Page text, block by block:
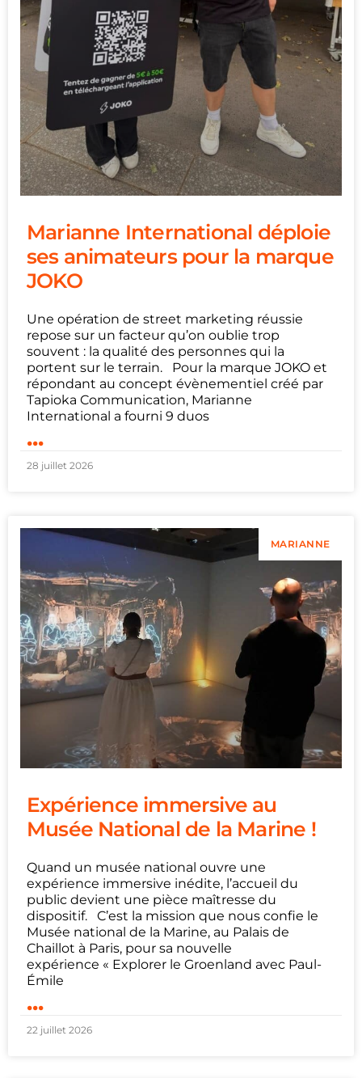
Marianne International déploie
ses animateurs pour la marque
JOKO
Une opération de street marketing réussie
repose sur un facteur qu’on oublie trop
souvent : la qualité des personnes qui la
portent sur le terrain. Pour la marque JOKO et
répondant au concept évènementiel créé par
Tapioka Communication, Marianne
International a fourni 9 duos
...
28 juillet 2026
MARIANNE
Expérience immersive au
Musée National de la Marine !
Quand un musée national ouvre une
expérience immersive inédite, l’accueil du
public devient une pièce maîtresse du
dispositif. C’est la mission que nous confie le
Musée national de la Marine, au Palais de
Chaillot à Paris, pour sa nouvelle
expérience « Explorer le Groenland avec Paul-
Émile
...
22 juillet 2026